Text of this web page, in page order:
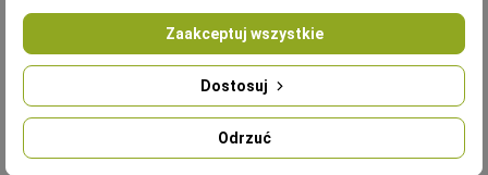
Ulik 6 - ramkowe
Korpus
Korpus 1/2
Odrzuć
Dostosuj
Zaakceptuj wszystkie